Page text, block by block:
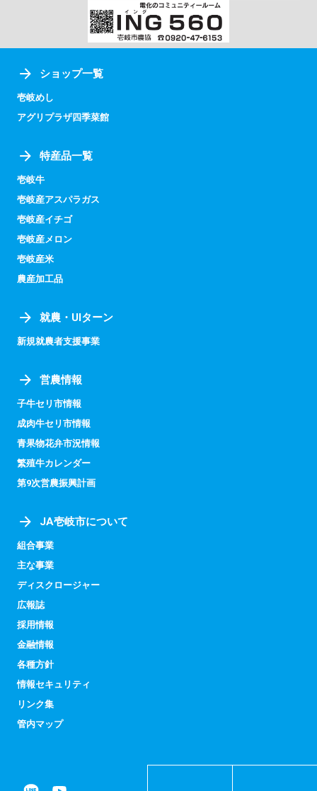
ショップ一覧
壱岐めし
アグリプラザ四季菜館
特産品一覧
壱岐牛
壱岐産アスパラガス
壱岐産イチゴ
壱岐産メロン
壱岐産米
農産加工品
就農・UIターン
新規就農者支援事業
営農情報
子牛セリ市情報
成肉牛セリ市情報
青果物花弁市況情報
繁殖牛カレンダー
第9次営農振興計画
JA壱岐市について
組合事業
主な事業
ディスクロージャー
広報誌
採用情報
金融情報
各種方針
情報セキュリティ
リンク集
管内マップ